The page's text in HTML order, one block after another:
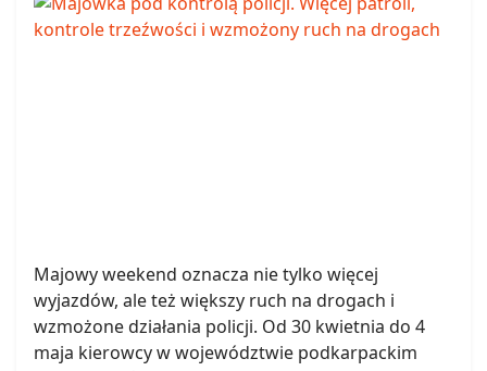
Majowy weekend oznacza nie tylko więcej
wyjazdów, ale też większy ruch na drogach i
wzmożone działania policji. Od 30 kwietnia do 4
maja kierowcy w województwie podkarpackim